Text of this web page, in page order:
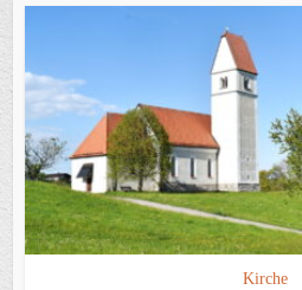
Kirche